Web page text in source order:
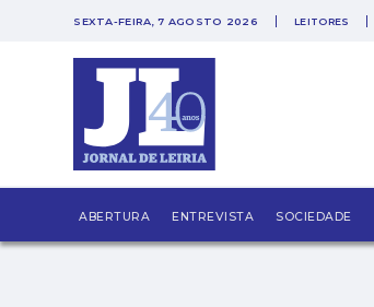
SEXTA-FEIRA, 7 AGOSTO 2026 LEITORES
ABERTURA ENTREVISTA SOCIEDADE